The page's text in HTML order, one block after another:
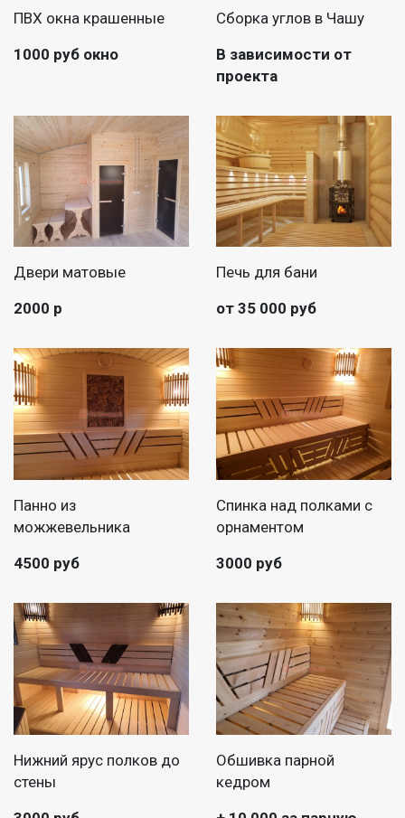
ПВХ окна крашенные
1000 руб окно
Сборка углов в Чашу
В зависимости от
проекта
Двери матовые
2000 р
Печь для бани
от 35 000 руб
Панно из
можжевельника
4500 руб
Спинка над полками с
орнаментом
3000 руб
Нижний ярус полков до
стены
Обшивка парной
кедром